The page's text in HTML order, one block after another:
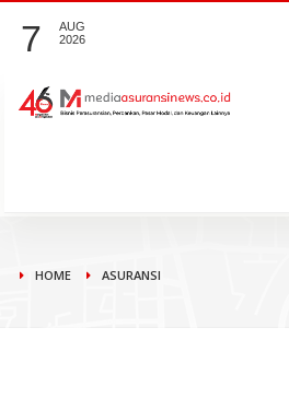
7
AUG
2026
HOME ASURANSI